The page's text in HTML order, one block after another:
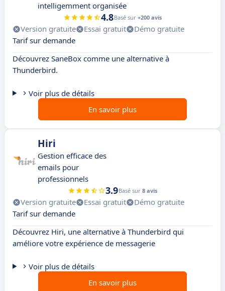
intelligemment organisée
4.8Basé sur +200 avis
Version gratuite Essai gratuit
Démo gratuite
Tarif sur demande
Découvrez SaneBox comme une alternative à
Thunderbird.
Voir plus de détails
En savoir plus
Hiri
Gestion efficace des
emails pour
professionnels
3.9Basé sur 8 avis
Version gratuite Essai gratuit
Démo gratuite
Tarif sur demande
Découvrez Hiri, une alternative à Thunderbird qui
améliore votre expérience de messagerie
Voir plus de détails
En savoir plus